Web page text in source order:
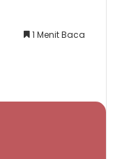
1 Menit Baca